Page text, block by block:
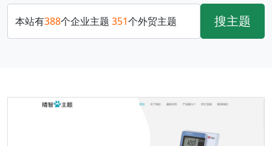
本站有388个企业主题 351个外贸主题 搜主题